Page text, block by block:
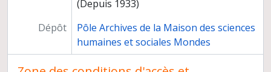
(Depuis 1933)
Dépôt
Pôle Archives de la Maison des sciences
humaines et sociales Mondes